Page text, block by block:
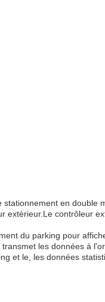
en double
extérieur.Le contrôleur
du parking pour
les données à
et le, les données